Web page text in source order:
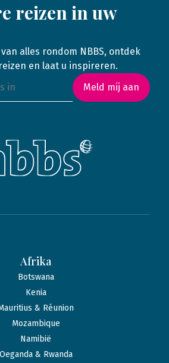
reizen in uw
alles rondom NBBS, ontdek
en laat u inspireren.
Meld mij aan
Afrika
Botswana
Kenia
& Réunion
Mozambique
Namibië
Oeganda & Rwanda